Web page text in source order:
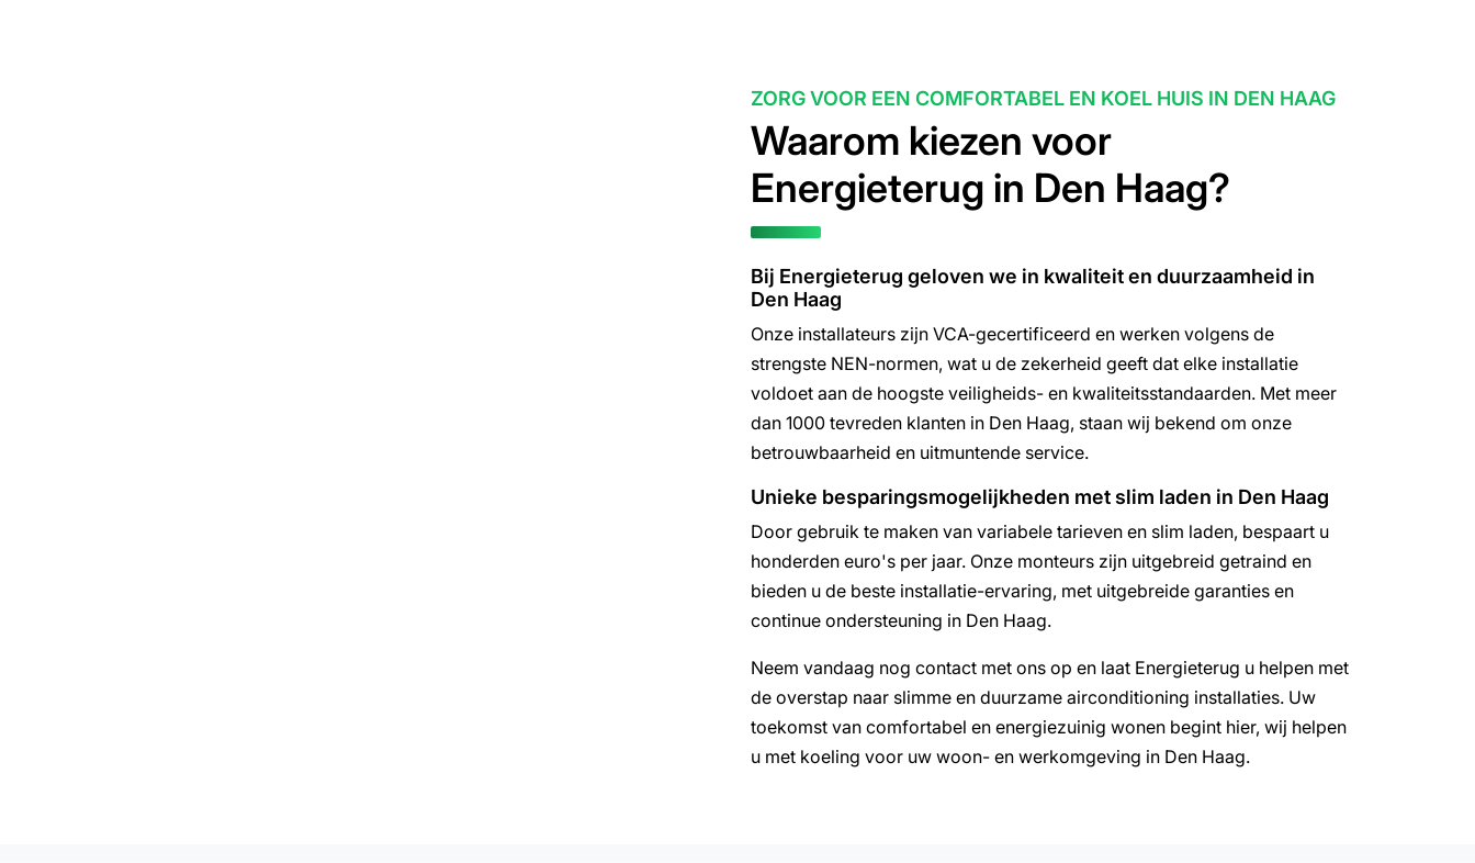
ZORG VOOR EEN COMFORTABEL EN KOEL HUIS IN DEN HAAG
Waarom kiezen voor
Energieterug in Den Haag?
Bij Energieterug geloven we in kwaliteit en duurzaamheid in
Den Haag
Onze installateurs zijn VCA-gecertificeerd en werken volgens de
strengste NEN-normen, wat u de zekerheid geeft dat elke installatie
voldoet aan de hoogste veiligheids- en kwaliteitsstandaarden. Met meer
dan 1000 tevreden klanten in Den Haag, staan wij bekend om onze
betrouwbaarheid en uitmuntende service.
Unieke besparingsmogelijkheden met slim laden in Den Haag
Door gebruik te maken van variabele tarieven en slim laden, bespaart u
honderden euro's per jaar. Onze monteurs zijn uitgebreid getraind en
bieden u de beste installatie-ervaring, met uitgebreide garanties en
continue ondersteuning in Den Haag.
Neem vandaag nog contact met ons op en laat Energieterug u helpen met
de overstap naar slimme en duurzame airconditioning installaties. Uw
toekomst van comfortabel en energiezuinig wonen begint hier, wij helpen
u met koeling voor uw woon- en werkomgeving in Den Haag.